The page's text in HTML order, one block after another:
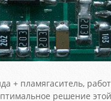
+ пламягаситель,
решение